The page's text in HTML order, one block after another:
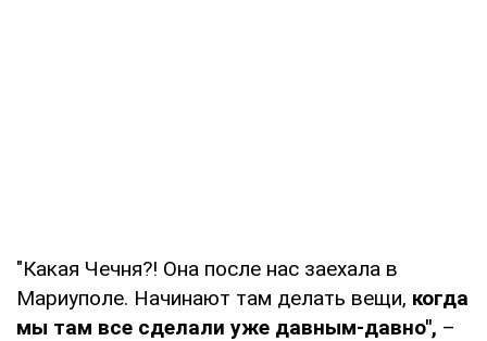
"Какая Чечня?! Она после нас заехала в
Мариуполе. Начинают там делать вещи, когда
мы там все сделали уже давным-давно", –